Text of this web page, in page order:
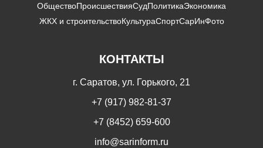
ОбществоПроисшествияСудПолитикаЭкономика
ЖКХ и строительствоКультураСпортСарИнФото
КОНТАКТЫ
г. Саратов, ул. Горького, 21
+7 (917) 982-81-37
+7 (8452) 659-600
info@sarinform.ru